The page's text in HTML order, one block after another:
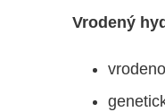
Vrodený